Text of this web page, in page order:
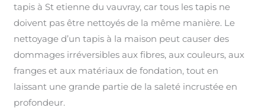
tapis à St etienne du vauvray, car tous les tapis ne
doivent pas être nettoyés de la même manière. Le
nettoyage d’un tapis à la maison peut causer des
dommages irréversibles aux fibres, aux couleurs, aux
franges et aux matériaux de fondation, tout en
laissant une grande partie de la saleté incrustée en
profondeur.